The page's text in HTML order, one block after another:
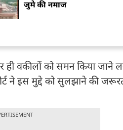
जुमे की नमाज
वकीलों को समन किया जाने
ने इस मुद्दे को सुलझाने की